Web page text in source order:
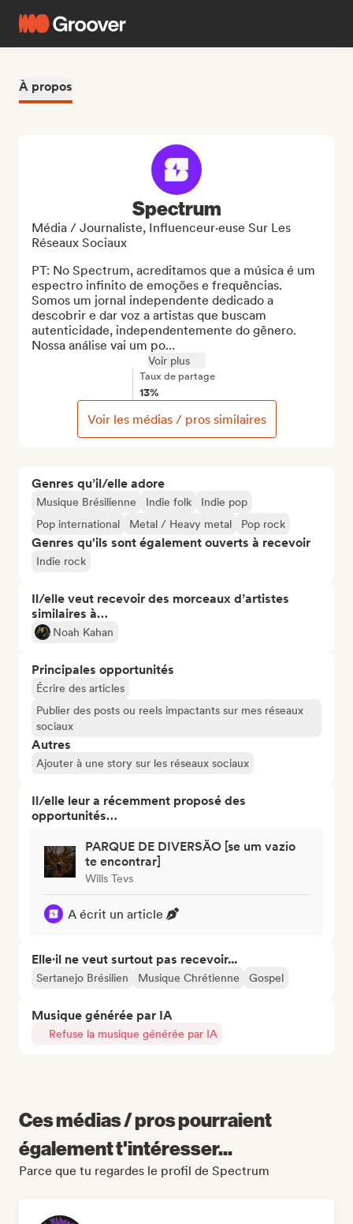
À propos
Genres qu’il/elle adore
Musique Brésilienne Indie folk
Indie pop
Pop international
Metal / Heavy metal Pop rock
Genres qu'ils sont également ouverts à recevoir
Indie rock
Il/elle veut recevoir des morceaux d’artistes
similaires à…
Noah Kahan
Principales opportunités
Écrire des articles
Publier des posts ou reels impactants sur mes réseaux
sociaux
Autres
Ajouter à une story sur les réseaux sociaux
Il/elle leur a récemment proposé des
opportunités…
PARQUE DE DIVERSÃO [se um vazio
te encontrar]
Wills Tevs
A écrit un article
Elle·il ne veut surtout pas recevoir...
Sertanejo Brésilien Musique Chrétienne Gospel
Musique générée par IA
Refuse la musique générée par IA
Spectrum
Média / Journaliste, Influenceur·euse Sur Les
Réseaux Sociaux
PT: No Spectrum, acreditamos que a música é um
espectro infinito de emoções e frequências.
Somos um jornal independente dedicado a
descobrir e dar voz a artistas que buscam
autenticidade, independentemente do gênero.
Nossa análise vai um po...
Voir plus
Taux de partage
13%
Voir les médias / pros similaires
Ces médias / pros pourraient
également t'intéresser...
Parce que tu regardes le profil de Spectrum